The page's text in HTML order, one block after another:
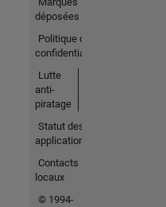
déposées
Politique de
confidentialité
Lutte
anti-
piratage
Statut des
applications
Contacts
locaux
© 1994-